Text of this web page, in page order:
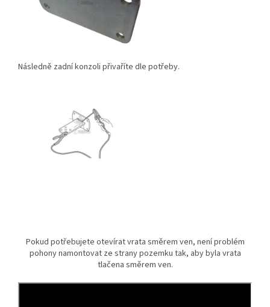
Následně zadní konzoli přivaříte dle potřeby.
Pokud potřebujete otevírat vrata směrem ven, není problém
pohony namontovat ze strany pozemku tak, aby byla vrata
tlačena směrem ven.